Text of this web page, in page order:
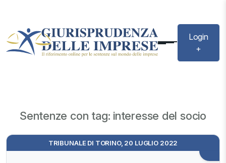
Login
+
Sentenze con tag: interesse del socio
TRIBUNALE DI TORINO, 20 LUGLIO 2022